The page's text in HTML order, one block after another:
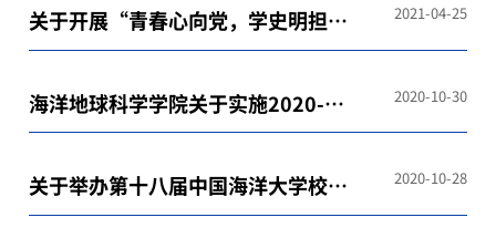
关于开展“青春心向党，学史明担
当”主题团课评比活动的通知
2021-04-25
海洋地球科学学院关于实施2020-
2021年度基层团支部“活力提升”工
程的通知
2020-10-30
关于举办第十八届中国海洋大学校园
模拟招聘大赛的通知
2020-10-28